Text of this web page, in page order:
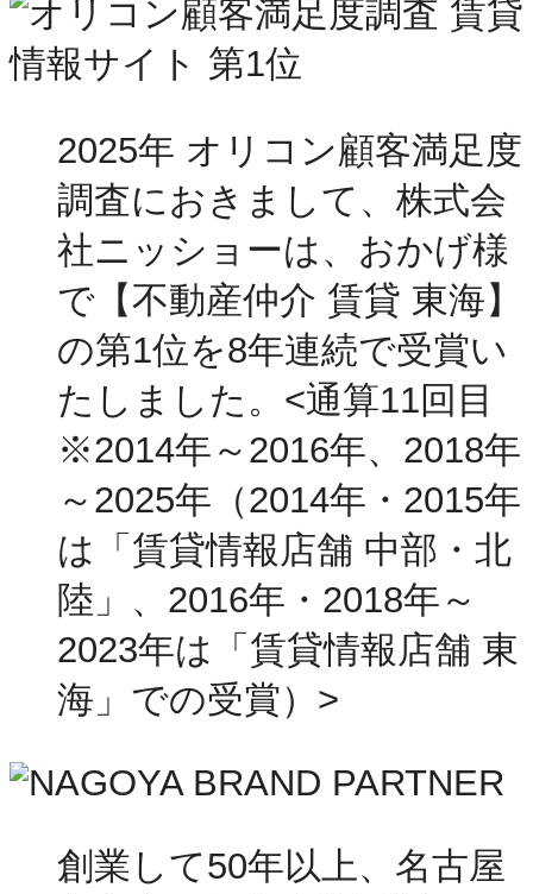
2025年 オリコン顧客満足度
調査におきまして、株式会
社ニッショーは、おかげ様
で【不動産仲介 賃貸 東海】
の第1位を8年連続で受賞い
たしました。<通算11回目
※2014年～2016年、2018年
～2025年（2014年・2015年
は「賃貸情報店舗 中部・北
陸」、2016年・2018年～
2023年は「賃貸情報店舗 東
海」での受賞）>
創業して50年以上、名古屋